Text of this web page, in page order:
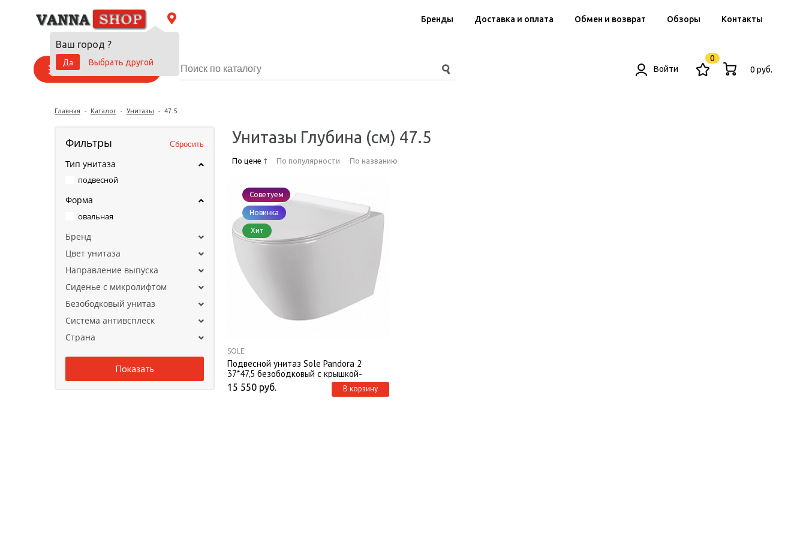
Ваш город ?
Да
Выбрать другой
Бренды Доставка и оплата Обмен и возврат Обзоры Контакты
Каталог товаров Войти
0
0 руб.
Главная - Каталог - Унитазы - 47.5
Фильтры
Тип унитаза
подвесной
Форма
овальная
Бренд
Цвет унитаза
Направление выпуска
Сиденье с микролифтом
Безободковый унитаз
Система антивсплеск
Страна
Унитазы Глубина (см) 47.5
По цене По популярности По названию
Советуем
Новинка
Хит
SOLE
Подвесной унитаз Sole Pandora 2
37*47,5 безободковый с крышкой-
сиденьем микролифт
15 550 руб. В корзину